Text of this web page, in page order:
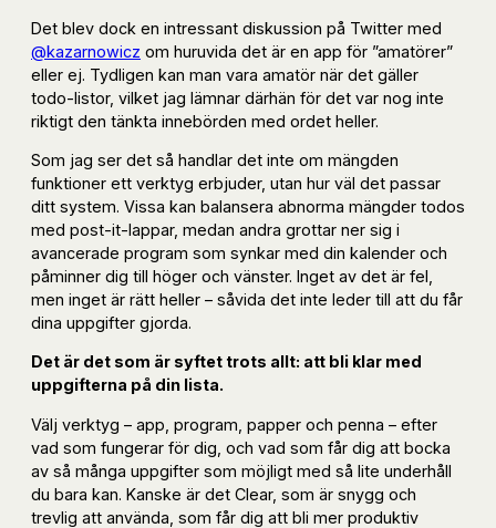
Det blev dock en intressant diskussion på Twitter med
@kazarnowicz om huruvida det är en app för ”amatörer”
eller ej. Tydligen kan man vara amatör när det gäller
todo-listor, vilket jag lämnar därhän för det var nog inte
riktigt den tänkta innebörden med ordet heller.
Som jag ser det så handlar det inte om mängden
funktioner ett verktyg erbjuder, utan hur väl det passar
ditt system. Vissa kan balansera abnorma mängder todos
med post-it-lappar, medan andra grottar ner sig i
avancerade program som synkar med din kalender och
påminner dig till höger och vänster. Inget av det är fel,
men inget är rätt heller – såvida det inte leder till att du får
dina uppgifter gjorda.
Det är det som är syftet trots allt: att bli klar med
uppgifterna på din lista.
Välj verktyg – app, program, papper och penna – efter
vad som fungerar för dig, och vad som får dig att bocka
av så många uppgifter som möjligt med så lite underhåll
du bara kan. Kanske är det Clear, som är snygg och
trevlig att använda, som får dig att bli mer produktiv